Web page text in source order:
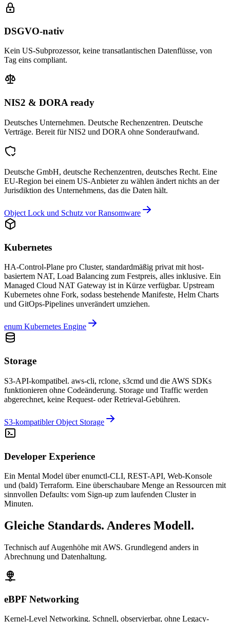
DSGVO-nativ
Kein US-Subprozessor, keine transatlantischen Datenflüsse, von
Tag eins compliant.
NIS2 & DORA ready
Deutsches Unternehmen. Deutsche Rechenzentren. Deutsche
Verträge. Bereit für NIS2 und DORA ohne Sonderaufwand.
Deutsche GmbH, deutsche Rechenzentren, deutsches Recht. Eine
EU-Region bei einem US-Anbieter zu wählen ändert nichts an der
Jurisdiktion des Unternehmens, das die Daten hält.
Object Lock und Schutz vor Ransomware
Kubernetes
HA-Control-Plane pro Cluster, standardmäßig privat mit host-
basiertem NAT, Load Balancing zum Festpreis, alles inklusive. Ein
Managed Cloud NAT Gateway ist in Kürze verfügbar. Upstream
Kubernetes ohne Fork, sodass bestehende Manifeste, Helm Charts
und GitOps-Pipelines unverändert umziehen.
enum Kubernetes Engine
Storage
S3-API-kompatibel. aws-cli, rclone, s3cmd und die AWS SDKs
funktionieren ohne Codeänderung. Storage und Traffic werden
abgerechnet, keine Request- oder Retrieval-Gebühren.
S3-kompatibler Object Storage
Developer Experience
Ein Mental Model über enumctl-CLI, REST-API, Web-Konsole
und (bald) Terraform. Eine überschaubare Menge an Ressourcen mit
sinnvollen Defaults: vom Sign-up zum laufenden Cluster in
Minuten.
Gleiche Standards. Anderes Modell.
Technisch auf Augenhöhe mit AWS. Grundlegend anders in
Abrechnung und Datenhaltung.
eBPF Networking
Kernel-Level Networking. Schnell, observierbar, ohne Legacy-